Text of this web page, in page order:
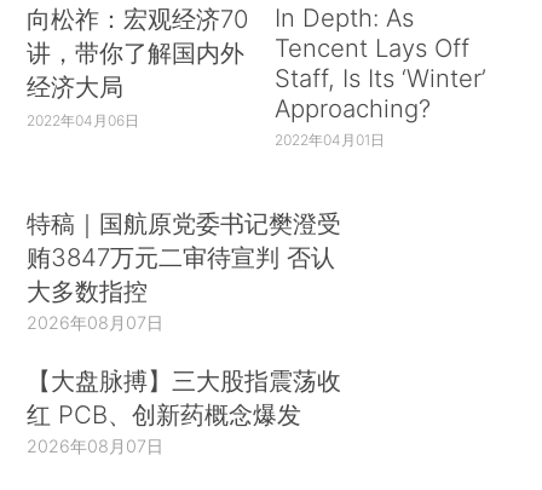
向松祚：宏观经济70
讲，带你了解国内外
经济大局
2022年04月06日
In Depth: As
Tencent Lays Off
Staff, Is Its ‘Winter’
Approaching?
2022年04月01日
特稿｜国航原党委书记樊澄受
贿3847万元二审待宣判 否认
大多数指控
2026年08月07日
【大盘脉搏】三大股指震荡收
红 PCB、创新药概念爆发
2026年08月07日